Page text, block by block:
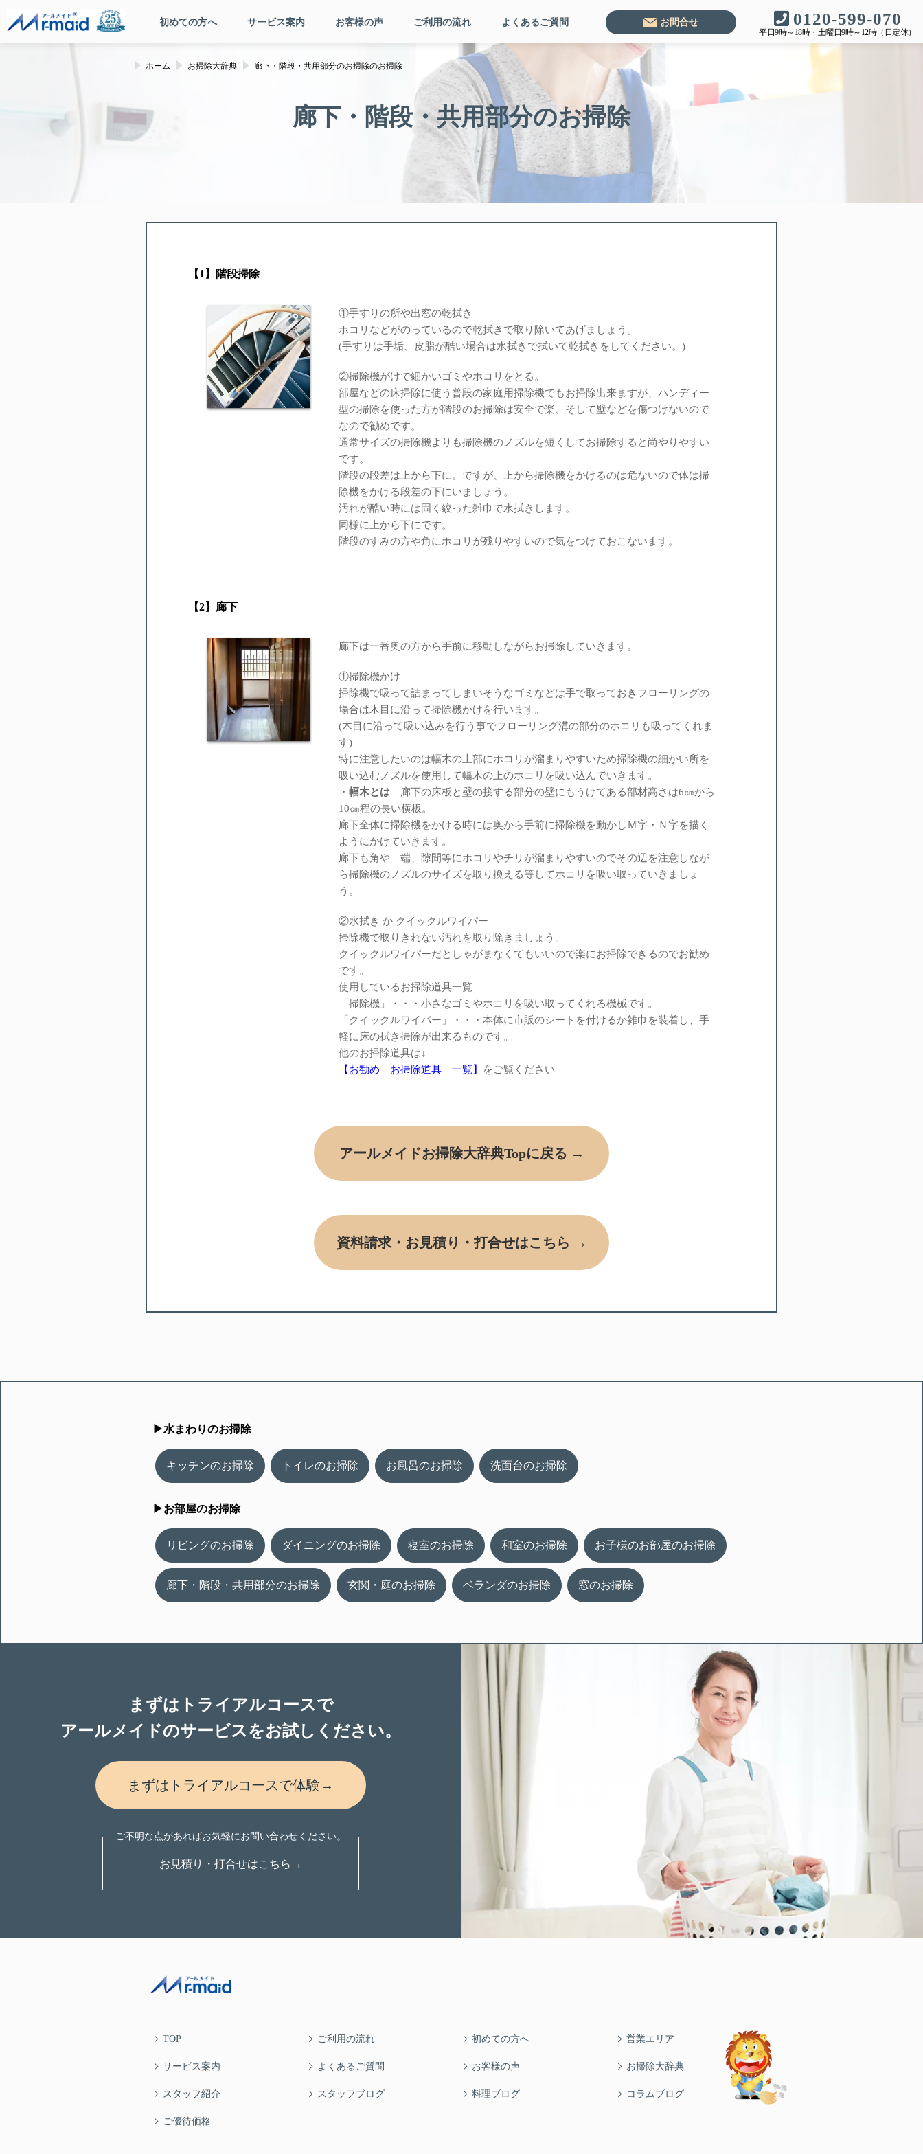
初めての方へ サービス案内 お客様の声 ご利用の流れ よくあるご質問 お問合せ 0120-599-070
平日9時～18時・土曜日9時～12時（日定休）
廊下・階段・共用部分のお掃除
ホーム お掃除大辞典 廊下・階段・共用部分のお掃除のお掃除
【︎1】階段掃除
①手すりの所や出窓の乾拭き
ホコリなどがのっているので乾拭きで取り除いてあげましょう。
(手すりは手垢、皮脂が酷い場合は水拭きで拭いて乾拭きをしてください。)
②掃除機がけで細かいゴミやホコリをとる。
部屋などの床掃除に使う普段の家庭用掃除機でもお掃除出来ますが、ハンディー
型の掃除を使った方が階段のお掃除は安全で楽、そして壁などを傷つけないので
なので勧めです。
通常サイズの掃除機よりも掃除機のノズルを短くしてお掃除すると尚やりやすい
です。
階段の段差は上から下に。ですが、上から掃除機をかけるのは危ないので体は掃
除機をかける段差の下にいましょう。
汚れが酷い時には固く絞った雑巾で水拭きします。
同様に上から下にです。
階段のすみの方や角にホコリが残りやすいので気をつけておこないます。
【︎2】廊下
廊下は一番奥の方から手前に移動しながらお掃除していきます。
①掃除機かけ
掃除機で吸って詰まってしまいそうなゴミなどは手で取っておきフローリングの
場合は木目に沿って掃除機かけを行います。
(木目に沿って吸い込みを行う事でフローリング溝の部分のホコリも吸ってくれま
す)
特に注意したいのは幅木の上部にホコリが溜まりやすいため掃除機の細かい所を
吸い込むノズルを使用して幅木の上のホコリを吸い込んでいきます。
・ 幅木とは 廊下の床板と壁の接する部分の壁にもうけてある部材高さは6㎝から
10㎝程の長い横板。
廊下全体に掃除機をかける時には奥から手前に掃除機を動かしＭ字・Ｎ字を描く
ようにかけていきます。
廊下も角や 端、隙間等にホコリやチリが溜まりやすいのでその辺を注意しなが
ら掃除機のノズルのサイズを取り換える等してホコリを吸い取っていきましょ
う。
②水拭き か クイックルワイパー
掃除機で取りきれない汚れを取り除きましょう。
クイックルワイパーだとしゃがまなくてもいいので楽にお掃除できるのでお勧め
です。
使用しているお掃除道具一覧
「掃除機」・・・小さなゴミやホコリを吸い取ってくれる機械です。
「クイックルワイパー」・・・本体に市販のシートを付けるか雑巾を装着し、手
軽に床の拭き掃除が出来るものです。
他のお掃除道具は↓
【お勧め お掃除道具 一覧】
をご覧ください
アールメイドお掃除大辞典Topに戻る →
資料請求・お見積り・打合せはこちら →
▶︎水まわりのお掃除
キッチンのお掃除 トイレのお掃除 お風呂のお掃除 洗面台のお掃除
▶︎お部屋のお掃除
リビングのお掃除 ダイニングのお掃除 寝室のお掃除 和室のお掃除 お子様のお部屋のお掃除
廊下・階段・ 共用部分のお掃除 玄関・庭のお掃除 ベランダのお掃除 窓のお掃除
まずはトライアルコースで
アールメイドのサービスをお試しください。
まずはトライアルコースで体験→
お見積り・打合せはこちら→
TOP ご利用の流れ 初めての方へ 営業エリア
サービス案内 よくあるご質問 お客様の声 お掃除大辞典
スタッフ紹介 スタッフブログ 料理ブログ コラムブログ
ご優待価格